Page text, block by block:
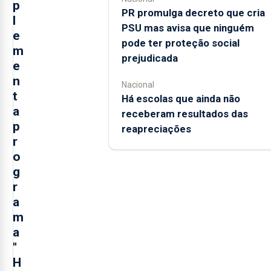
p
l
e
m
e
n
t
a
p
r
o
g
r
a
m
a
"
H
PR promulga decreto que cria
PSU mas avisa que ninguém
pode ter proteção social
prejudicada
Nacional
Há escolas que ainda não
receberam resultados das
reapreciações